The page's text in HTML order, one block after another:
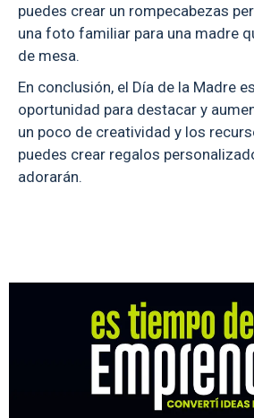
puedes crear un rompecabezas
una foto familiar para una madre
de mesa.
En conclusión, el Día de la Madre
oportunidad para destacar y
un poco de creatividad y los
puedes crear regalos
adorarán.